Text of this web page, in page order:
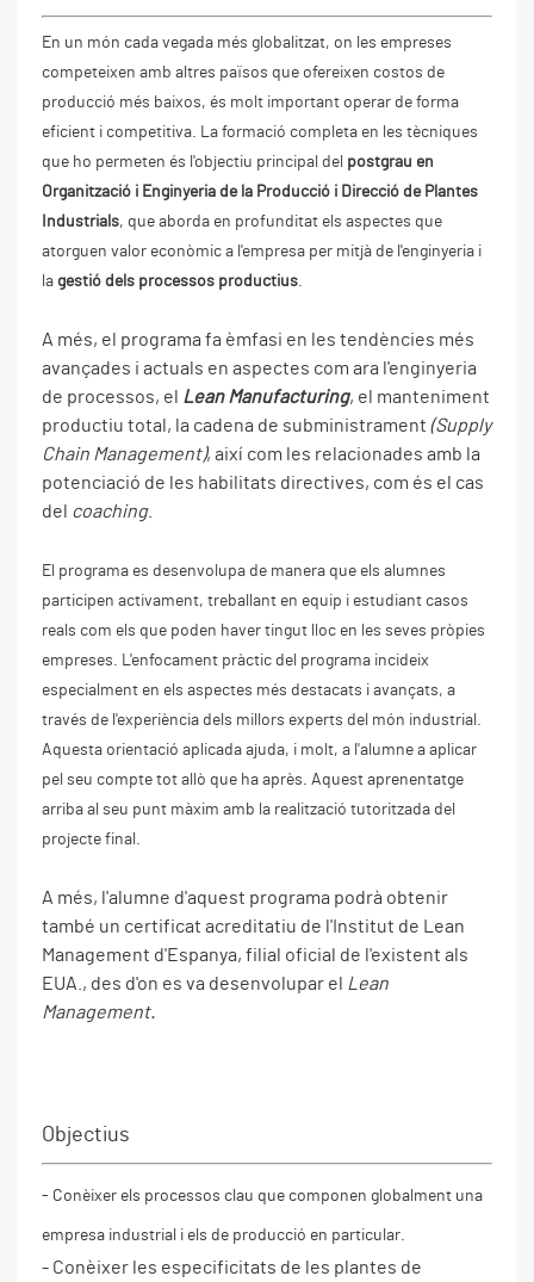
En un món cada vegada més globalitzat, on les empreses
competeixen amb altres països que ofereixen costos de
producció més baixos, és molt important operar de forma
eficient i competitiva. La formació completa en les tècniques
que ho permeten és l'objectiu principal del postgrau en
Organització i Enginyeria de la Producció i Direcció de Plantes
Industrials, que aborda en profunditat els aspectes que
atorguen valor econòmic a l'empresa per mitjà de l'enginyeria i
la gestió dels processos productius.
A més, el programa fa èmfasi en les tendències més
avançades i actuals en aspectes com ara l'enginyeria
de processos, el Lean Manufacturing, el manteniment
productiu total, la cadena de subministrament (Supply
Chain Management), així com les relacionades amb la
potenciació de les habilitats directives, com és el cas
del coaching.
El programa es desenvolupa de manera que els alumnes
participen activament, treballant en equip i estudiant casos
reals com els que poden haver tingut lloc en les seves pròpies
empreses. L'enfocament pràctic del programa incideix
especialment en els aspectes més destacats i avançats, a
través de l'experiència dels millors experts del món industrial.
Aquesta orientació aplicada ajuda, i molt, a l'alumne a aplicar
pel seu compte tot allò que ha après. Aquest aprenentatge
arriba al seu punt màxim amb la realització tutoritzada del
projecte final.
A més, l'alumne d'aquest programa podrà obtenir
també un certificat acreditatiu de l'Institut de Lean
Management d'Espanya, filial oficial de l'existent als
EUA., des d'on es va desenvolupar el
Lean
Management.
Objectius
- Conèixer els processos clau que componen globalment una
empresa industrial i els de producció en particular.
- Conèixer les especificitats de les plantes de